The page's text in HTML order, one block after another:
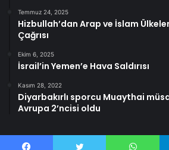
Temmuz 24, 2025
Hizbullah’dan Arap ve İslam
Çağrısı
Ekim 6, 2025
İsrail’in Yemen’e Hava Saldırısı
Kasım 28, 2022
Diyarbakırlı sporcu Muaythai
Avrupa 2’ncisi oldu